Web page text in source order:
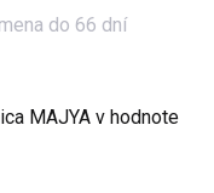
MAJYA v hodnote
do 66 dní